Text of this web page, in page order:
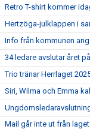
Retro T-shirt kommer
Hertzöga-julklappen i
Info från kommunen
34 ledare avslutar året
Trio tränar Herrlaget
Siri, Wilma och Emma
Mail går inte ut från